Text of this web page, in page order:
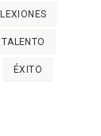
TALENTO
ÉXITO